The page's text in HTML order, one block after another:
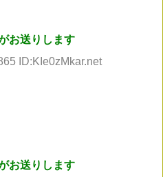
お送りします
ID:KIe0zMkar.net
お送りします